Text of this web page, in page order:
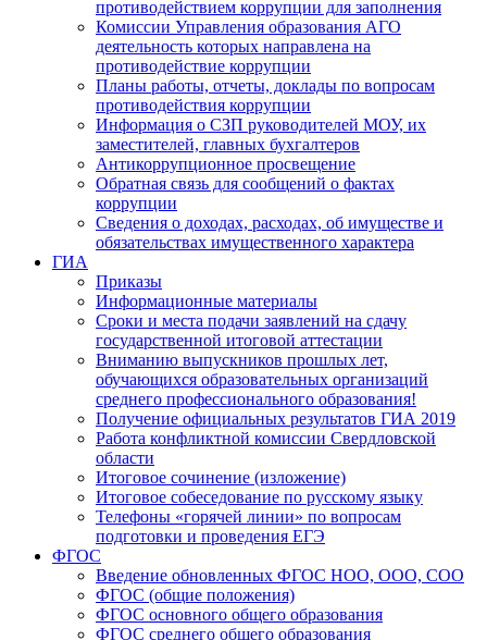
противодействием коррупции для заполнения
Комиссии Управления образования АГО
деятельность которых направлена на
противодействие коррупции
Планы работы, отчеты, доклады по вопросам
противодействия коррупции
Информация о СЗП руководителей МОУ, их
заместителей, главных бухгалтеров
Антикоррупционное просвещение
Обратная связь для сообщений о фактах
коррупции
Сведения о доходах, расходах, об имуществе и
обязательствах имущественного характера
ГИА
Приказы
Информационные материалы
Сроки и места подачи заявлений на сдачу
государственной итоговой аттестации
Вниманию выпускников прошлых лет,
обучающихся образовательных организаций
среднего профессионального образования!
Получение официальных результатов ГИА 2019
Работа конфликтной комиссии Свердловской
области
Итоговое сочинение (изложение)
Итоговое собеседование по русскому языку
Телефоны «горячей линии» по вопросам
подготовки и проведения ЕГЭ
ФГОС
Введение обновленных ФГОС НОО, ООО, СОО
ФГОС (общие положения)
ФГОС основного общего образования
ФГОС среднего общего образования